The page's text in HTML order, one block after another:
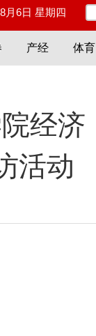
月6日 星期四
产经 体育
经济
活动